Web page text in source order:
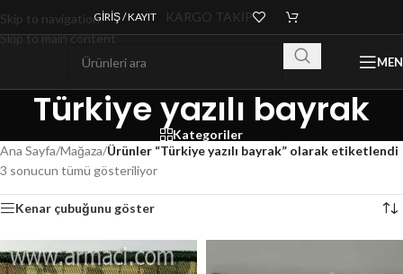
Skip to navigation
Skip to main content
GIRIŞ / KAYIT KARGO TAKİP
Türkiye yazılı bayrak
Kategoriler
Ana Sayfa/Mağaza/Ürünler “Türkiye yazılı bayrak” olarak etiketlendi
3 sonucun tümü gösteriliyor
Kenar çubuğunu göster